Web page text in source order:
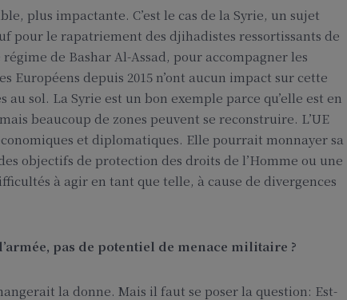
plus impactante. C’est le cas de la Syrie, un sujet
pour le rapatriement des djihadistes ressortissants de
de Bashar Al-Assad, pour accompagner les
Européens depuis 2015 n’ont aucun impact sur cette
sol. La Syrie est un bon exemple parce qu’elle est en
beaucoup de zones peuvent se reconstruire. L’UE
et diplomatiques. Elle pourrait monnayer sa
objectifs de protection des droits de l’Homme ou une
à agir en tant que telle, à cause de divergences
pas de potentiel de menace militaire ?
la donne. Mais il faut se poser la question: Est-